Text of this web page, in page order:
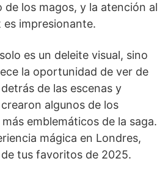
de los magos, y la atención al
es impresionante.
es un deleite visual, sino
la oportunidad de ver de
de las escenas y
algunos de los
emblemáticos de la saga.
mágica en Londres,
tus favoritos de 2025.